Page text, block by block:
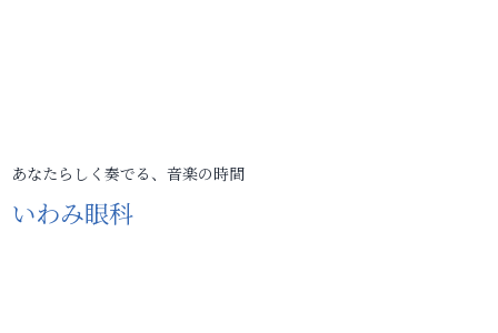
あなたらしく奏でる、音楽の時間
いわみ眼科